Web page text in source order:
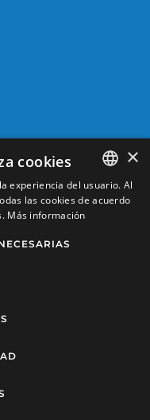
SPANISH
×
cookies
experiencia del usuario. Al
las cookies de acuerdo
Más información